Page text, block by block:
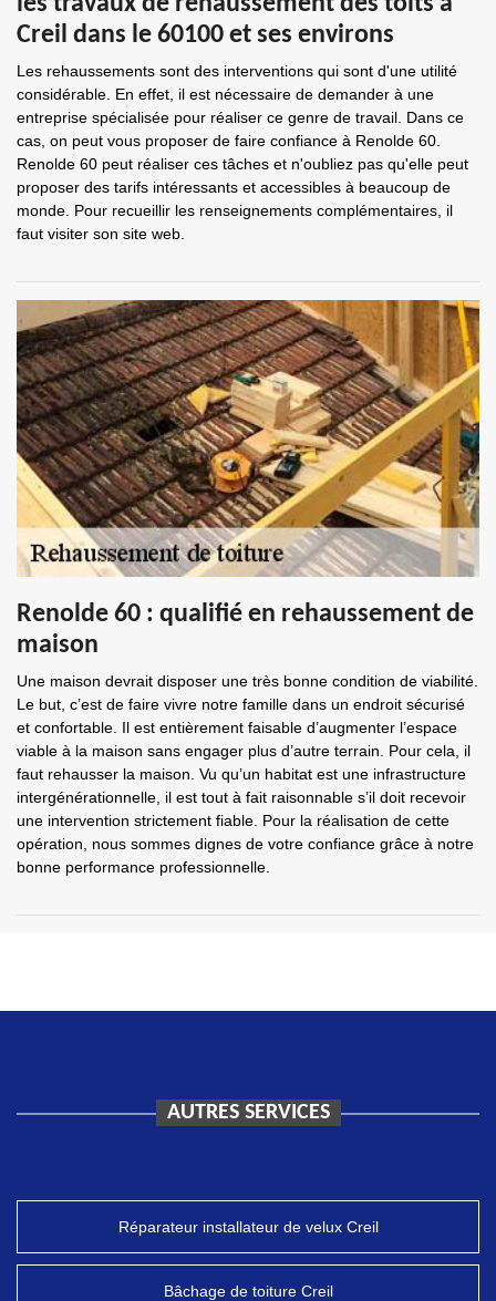
Creil dans le 60100 et ses environs
Les rehaussements sont des interventions qui sont d'une utilité
considérable. En effet, il est nécessaire de demander à une
entreprise spécialisée pour réaliser ce genre de travail. Dans ce
cas, on peut vous proposer de faire confiance à Renolde 60.
Renolde 60 peut réaliser ces tâches et n'oubliez pas qu'elle peut
proposer des tarifs intéressants et accessibles à beaucoup de
monde. Pour recueillir les renseignements complémentaires, il
faut visiter son site web.
Renolde 60 : qualifié en rehaussement de
maison
Une maison devrait disposer une très bonne condition de viabilité.
Le but, c’est de faire vivre notre famille dans un endroit sécurisé
et confortable. Il est entièrement faisable d’augmenter l’espace
viable à la maison sans engager plus d’autre terrain. Pour cela, il
faut rehausser la maison. Vu qu’un habitat est une infrastructure
intergénérationnelle, il est tout à fait raisonnable s’il doit recevoir
une intervention strictement fiable. Pour la réalisation de cette
opération, nous sommes dignes de votre confiance grâce à notre
bonne performance professionnelle.
AUTRES SERVICES
Réparateur installateur de velux Creil
Bâchage de toiture Creil